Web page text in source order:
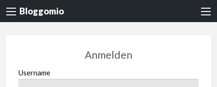
Bloggomio
Anmelden
Username